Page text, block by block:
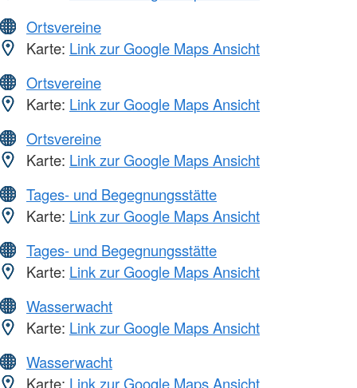
Ortsvereine
Karte: Link zur Google Maps Ansicht
Ortsvereine
Karte: Link zur Google Maps Ansicht
Ortsvereine
Karte: Link zur Google Maps Ansicht
Tages- und Begegnungsstätte
Karte: Link zur Google Maps Ansicht
Tages- und Begegnungsstätte
Karte: Link zur Google Maps Ansicht
Wasserwacht
Karte: Link zur Google Maps Ansicht
Wasserwacht
Karte: Link zur Google Maps Ansicht